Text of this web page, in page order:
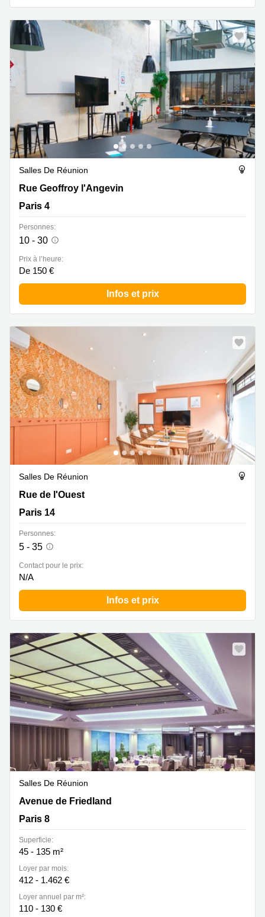
Salles De Réunion
Rue Geoffroy l'Angevin 7, Paris 4
Rue Geoffroy l'Angevin
Paris 4
Personnes:
10 - 30
Prix à l’heure:
De 150 €
Infos et prix
Salles De Réunion
Rue de l'Ouest 94, Paris 14
Rue de l'Ouest
Paris 14
Personnes:
5 - 35
Contact pour le prix:
N/A
Infos et prix
Salles De Réunion
Avenue de Friedland 40, Paris 8
Avenue de Friedland
Paris 8
Superficie:
45 - 135 m²
Loyer par mois:
412 - 1.462 €
Loyer annuel par m²:
110 - 130 €